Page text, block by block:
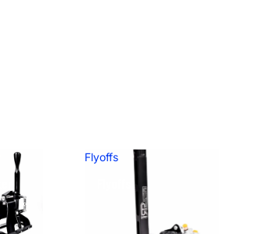
Flyoffs